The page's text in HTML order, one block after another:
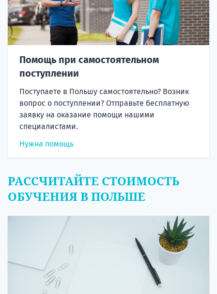
Помощь при самостоятельном
поступлении
Поступаете в Польшу самостоятельно? Возник
вопрос о поступлении? Отправьте бесплатную
заявку на оказание помощи нашими
специалистами.
Нужна помощь
РАССЧИТАЙТЕ СТОИМОСТЬ
ОБУЧЕНИЯ В ПОЛЬШЕ